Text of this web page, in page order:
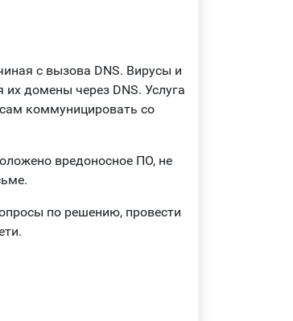
с вызова DNS. Вирусы и
домены через DNS. Услуга
коммуницировать со
вредоносное ПО, не
по решению, провести